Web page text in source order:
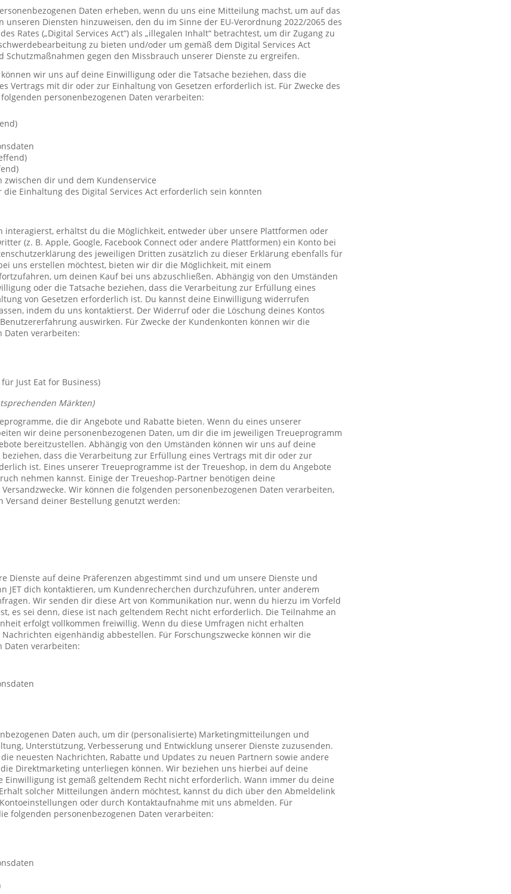
Daten erheben, wenn du uns eine Mitteilung machst, um auf das
unseren Diensten hinzuweisen, den du im Sinne der EU-Verordnung 2022/2065 des
Rates („Digital Services Act“) als „illegalen Inhalt“ betrachtest, um dir Zugang zu
zu bieten und/oder um gemäß dem Digital Services Act
Schutzmaßnahmen gegen den Missbrauch unserer Dienste zu ergreifen.
wir uns auf deine Einwilligung oder die Tatsache beziehen, dass die
Vertrags mit dir oder zur Einhaltung von Gesetzen erforderlich ist. Für Zwecke des
personenbezogenen Daten verarbeiten:
zwischen dir und dem Kundenservice
Einhaltung des Digital Services Act erforderlich sein könnten
interagierst, erhältst du die Möglichkeit, entweder über unsere Plattformen oder
(z. B. Apple, Google, Facebook Connect oder andere Plattformen) ein Konto bei
des jeweiligen Dritten zusätzlich zu dieser Erklärung ebenfalls für
uns erstellen möchtest, bieten wir dir die Möglichkeit, mit einem
um deinen Kauf bei uns abzuschließen. Abhängig von den Umständen
oder die Tatsache beziehen, dass die Verarbeitung zur Erfüllung eines
von Gesetzen erforderlich ist. Du kannst deine Einwilligung widerrufen
indem du uns kontaktierst. Der Widerruf oder die Löschung deines Kontos
auswirken. Für Zwecke der Kundenkonten können wir die
Daten verarbeiten:
Just Eat for Business)
Märkten)
die dir Angebote und Rabatte bieten. Wenn du eines unserer
wir deine personenbezogenen Daten, um dir die im jeweiligen Treueprogramm
bereitzustellen. Abhängig von den Umständen können wir uns auf deine
dass die Verarbeitung zur Erfüllung eines Vertrags mit dir oder zur
ist. Eines unserer Treueprogramme ist der Treueshop, in dem du Angebote
nehmen kannst. Einige der Treueshop-Partner benötigen deine
Wir können die folgenden personenbezogenen Daten verarbeiten,
deiner Bestellung genutzt werden:
Dienste auf deine Präferenzen abgestimmt sind und um unsere Dienste und
JET dich kontaktieren, um Kundenrecherchen durchzuführen, unter anderem
Wir senden dir diese Art von Kommunikation nur, wenn du hierzu im Vorfeld
es sei denn, diese ist nach geltendem Recht nicht erforderlich. Die Teilnahme an
erfolgt vollkommen freiwillig. Wenn du diese Umfragen nicht erhalten
eigenhändig abbestellen. Für Forschungszwecke können wir die
Daten verarbeiten:
Daten auch, um dir (personalisierte) Marketingmitteilungen und
Unterstützung, Verbesserung und Entwicklung unserer Dienste zuzusenden.
neuesten Nachrichten, Rabatte und Updates zu neuen Partnern sowie andere
Direktmarketing unterliegen können. Wir beziehen uns hierbei auf deine
Einwilligung ist gemäß geltendem Recht nicht erforderlich. Wann immer du deine
solcher Mitteilungen ändern möchtest, kannst du dich über den Abmeldelink
oder durch Kontaktaufnahme mit uns abmelden. Für
folgenden personenbezogenen Daten verarbeiten: